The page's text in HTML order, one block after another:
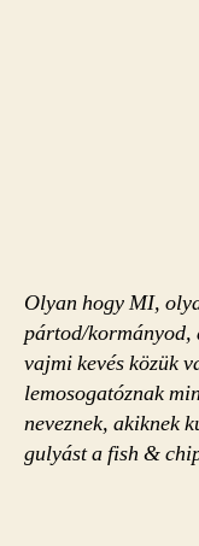
Olyan hogy MI,
pártod/kormányod,
vajmi kevés közük
lemosogatóznak
neveznek, akiknek
gulyást a fish &